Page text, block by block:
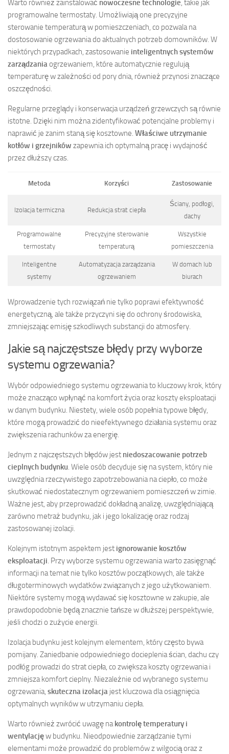
Warto również zainstalować nowoczesne technologie, takie jak
programowalne termostaty. Umożliwiają one precyzyjne
sterowanie temperaturą w pomieszczeniach, co pozwala na
dostosowanie ogrzewania do aktualnych potrzeb domowników. W
niektórych przypadkach, zastosowanie inteligentnych systemów
zarządzaniaogrzewaniem, które automatycznie regulują
temperaturę w zależności od pory dnia, również przynosi znaczące
oszczędności.
Regularne przeglądy i konserwacja urządzeń grzewczych są równie
istotne. Dzięki nim można zidentyfikować potencjalne problemy i
naprawić je zanim staną się kosztowne. Właściwe utrzymanie
kotłów i grzejników zapewnia ich optymalną pracę i wydajność
przez dłuższy czas.
Metoda Korzyści Zastosowanie
Izolacja termiczna Redukcja strat ciepła
Ściany, podłogi,
dachy
Programowalne
termostaty
Precyzyjne sterowanie
temperaturą
Wszystkie
pomieszczenia
Inteligentne
systemy
Automatyzacja zarządzania
ogrzewaniem
W domach lub
biurach
Wprowadzenie tych rozwiązań nie tylko poprawi efektywność
energetyczną, ale także przyczyni się do ochrony środowiska,
zmniejszając emisję szkodliwych substancji do atmosfery.
Jakie są najczęstsze błędy przy wyborze
systemu ogrzewania?
Wybór odpowiedniego systemu ogrzewania to kluczowy krok, który
może znacząco wpłynąć na komfort życia oraz koszty eksploatacji
w danym budynku. Niestety, wiele osób popełnia typowe błędy,
które mogą prowadzić do nieefektywnego działania systemu oraz
zwiększenia rachunków za energię.
Jednym z najczęstszych błędów jest niedoszacowanie potrzeb
cieplnych budynku. Wiele osób decyduje się na system, który nie
uwzględnia rzeczywistego zapotrzebowania na ciepło, co może
skutkować niedostatecznym ogrzewaniem pomieszczeń w zimie.
Ważne jest, aby przeprowadzić dokładną analizę, uwzględniającą
zarówno metraż budynku, jak i jego lokalizację oraz rodzaj
zastosowanej izolacji.
Kolejnym istotnym aspektem jest ignorowanie kosztów
eksploatacji. Przy wyborze systemu ogrzewania warto zasięgnąć
informacji na temat nie tylko kosztów początkowych, ale także
długoterminowych wydatków związanych z jego użytkowaniem.
Niektóre systemy mogą wydawać się kosztowne w zakupie, ale
prawdopodobnie będą znacznie tańsze w dłuższej perspektywie,
jeśli chodzi o zużycie energii.
Izolacja budynku jest kolejnym elementem, który często bywa
pomijany. Zaniedbanie odpowiedniego docieplenia ścian, dachu czy
podłóg prowadzi do strat ciepła, co zwiększa koszty ogrzewania i
zmniejsza komfort cieplny. Niezależnie od wybranego systemu
ogrzewania, skuteczna izolacja jest kluczowa dla osiągnięcia
optymalnych wyników w utrzymaniu ciepła.
Warto również zwrócić uwagę na kontrolę temperatury i
wentylacjęw budynku. Nieodpowiednie zarządzanie tymi
elementami może prowadzić do problemów z wilgocią oraz z